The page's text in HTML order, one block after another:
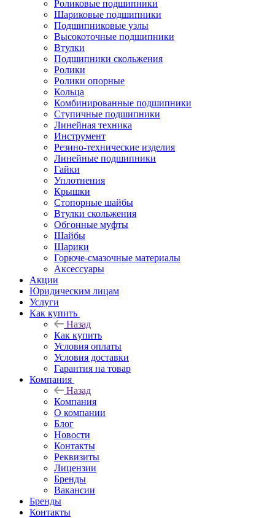
Роликовые подшипники
Шариковые подшипники
Подшипниковые узлы
Высокоточные подшипники
Втулки
Подшипники скольжения
Ролики
Ролики опорные
Кольца
Комбинированные подшипники
Ступичные подшипники
Линейная техника
Инструмент
Резино-технические изделия
Линейные подшипники
Гайки
Уплотнения
Крышки
Стопорные шайбы
Втулки скольжения
Обгонные муфты
Шайбы
Шарики
Горюче-смазочные материалы
Аксессуары
Акции
Юридическим лицам
Услуги
Как купить
Назад
Как купить
Условия оплаты
Условия доставки
Гарантия на товар
Компания
Назад
Компания
О компании
Блог
Новости
Контакты
Реквизиты
Лицензии
Бренды
Вакансии
Бренды
Контакты